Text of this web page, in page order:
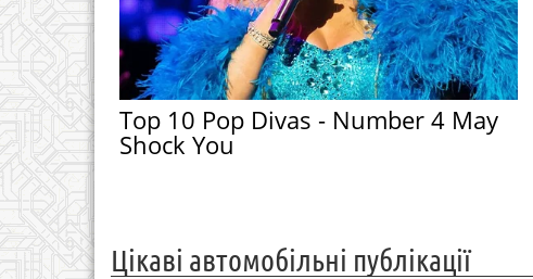
Top 10 Pop Divas - Number 4 May
Shock You
Цікаві автомобільні публікації